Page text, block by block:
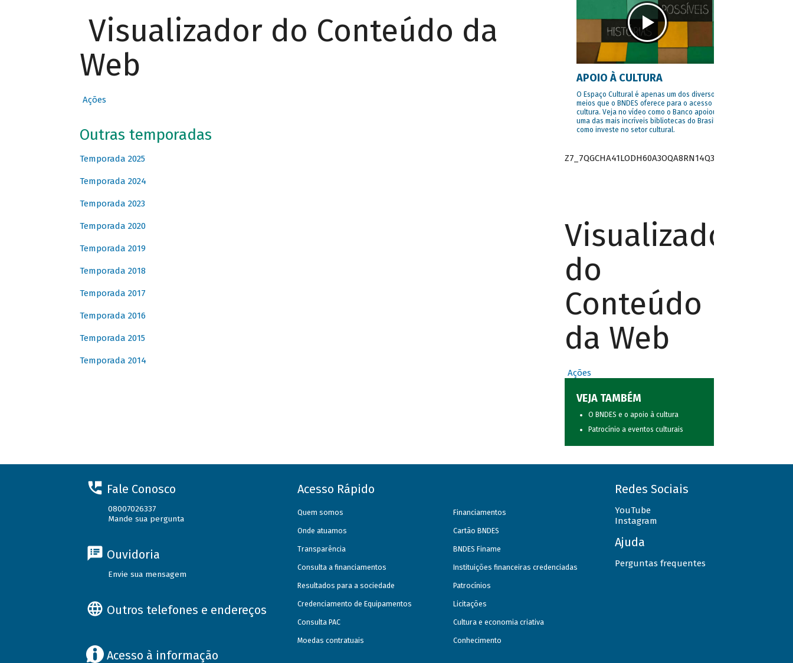
Visualizador do Conteúdo da
Web
Ações
Outras temporadas
Temporada 2025
Temporada 2024
Temporada 2023
Temporada 2020
Temporada 2019
Temporada 2018
Temporada 2017
Temporada 2016
Temporada 2015
Temporada 2014
APOIO À CULTURA
O Espaço Cultural é apenas um dos diversos
meios que o BNDES oferece para o acesso à
cultura. Veja no vídeo como o Banco apoiou
uma das mais incríveis bibliotecas do Brasil e
como investe no setor cultural.
Z7_7QGCHA41LODH60A3OQA8RN14Q3
Visualizador
do
Conteúdo
da Web
Ações
VEJA TAMBÉM
O BNDES e o apoio à cultura
Patrocínio a eventos culturais
Fale Conosco
08007026337
Mande sua pergunta
Ouvidoria
Envie sua mensagem
Outros telefones e endereços
Acesso à informação
Acesso Rápido
Quem somos
Onde atuamos
Transparência
Consulta a financiamentos
Resultados para a sociedade
Credenciamento de Equipamentos
Consulta PAC
Moedas contratuais
Financiamentos
Cartão BNDES
BNDES Finame
Instituições financeiras credenciadas
Patrocínios
Licitações
Cultura e economia criativa
Conhecimento
Redes Sociais
YouTube
Instagram
Ajuda
Perguntas frequentes